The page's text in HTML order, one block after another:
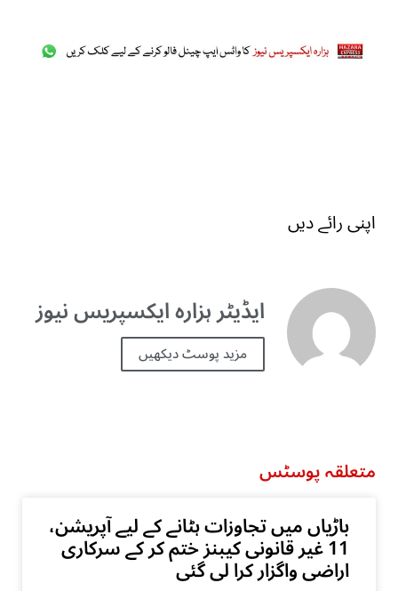
اپنی رائے دیں
ایڈیٹر ہزارہ ایکسپریس نیوز
مزید پوسٹ دیکھیں
متعلقہ پوسٹس
باڑیاں میں تجاوزات ہٹانے کے لیے آپریشن،
11 غیر قانونی کیبنز ختم کر کے سرکاری
اراضی واگزار کرا لی گئی